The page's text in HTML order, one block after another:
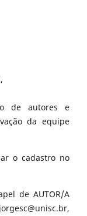
de autores e
da equipe
o cadastro no
de AUTOR/A